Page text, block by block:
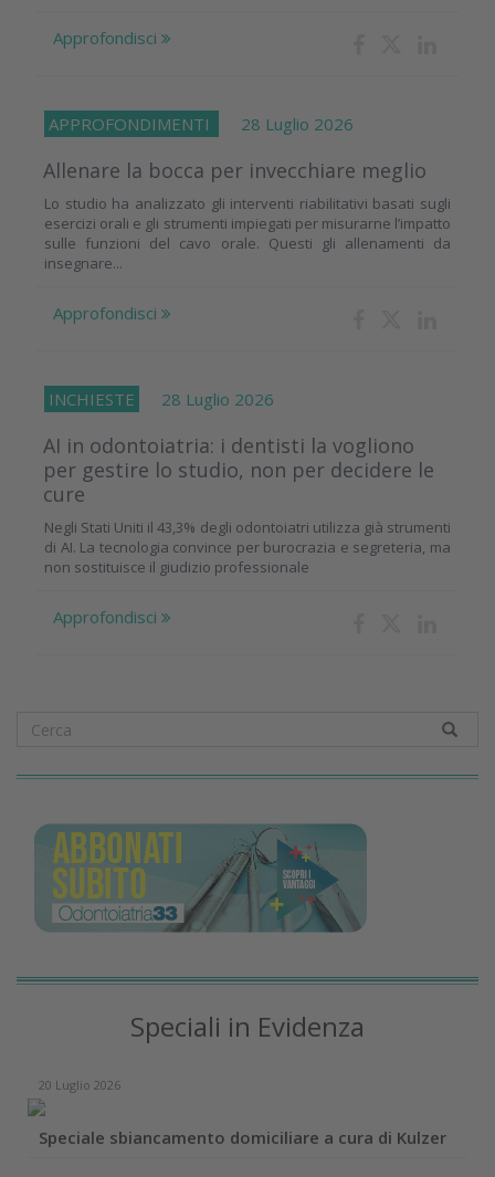
Approfondisci
APPROFONDIMENTI 28 Luglio 2026
Allenare la bocca per invecchiare meglio
Lo studio ha analizzato gli interventi riabilitativi basati sugli
esercizi orali e gli strumenti impiegati per misurarne l’impatto
sulle funzioni del cavo orale. Questi gli allenamenti da
insegnare...
Approfondisci
INCHIESTE 28 Luglio 2026
AI in odontoiatria: i dentisti la vogliono
per gestire lo studio, non per decidere le
cure
Negli Stati Uniti il 43,3% degli odontoiatri utilizza già strumenti
di AI. La tecnologia convince per burocrazia e segreteria, ma
non sostituisce il giudizio professionale
Approfondisci
Speciali in Evidenza
20 Luglio 2026
Speciale sbiancamento domiciliare a cura di Kulzer